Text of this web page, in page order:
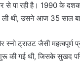
से पा रही है। 1990 के
थी, उसने आज 35 साल
ट्राउट जैसी महत्वपूर्ण
की गई थी, जिसके सुखद